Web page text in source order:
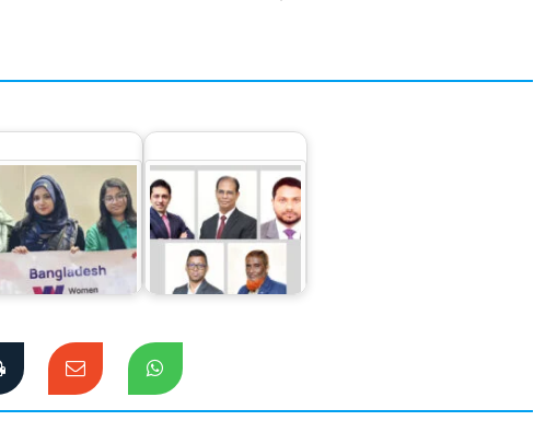
চীন সফরে উইমেন ইন
টেকের ৩ বিজয়ী
ইউনাইটেড কমার্শিয়াল
ব্যাংক পিএলসি
(ইউসিবি)-র…